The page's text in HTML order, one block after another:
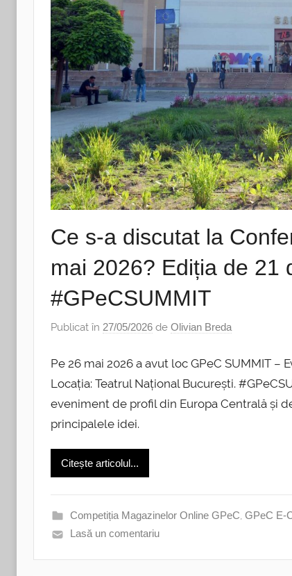
Ce s-a discutat la
mai 2026? Ediția de 21
#GPeCSUMMIT
Publicat în 27/05/2026 de Olivian Breda
Pe 26 mai 2026 a avut loc GPeC SUMMIT
Locația: Teatrul Național București.
eveniment de profil din Europa Centrală și
principalele idei.
Citește articolul...
Competiția Magazinelor Online GPeC, GPeC E-
Lasă un comentariu